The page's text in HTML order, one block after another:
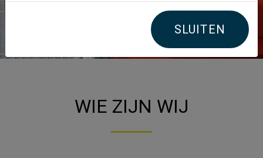
SLUITEN
WIE ZIJN WIJ